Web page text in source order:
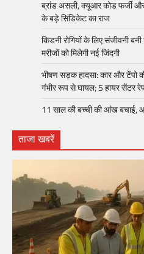
ब्रांड असली, क्यूआर कोड फर्जी
के बड़े सिंडिकेट का राज
किडनी रोगियों के लिए संजीवनी
मरीजों को मिलेगी नई जिंदगी
भीषण सड़क हादसा: कार और टेंपो
गंभीर रूप से घायल; 5 हायर सेंटर
11 साल की बच्ची की आंख बचाई,
ताजा खबरें